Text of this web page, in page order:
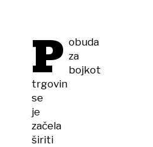
P obuda
za
bojkot
trgovin
se
je
začela
širiti